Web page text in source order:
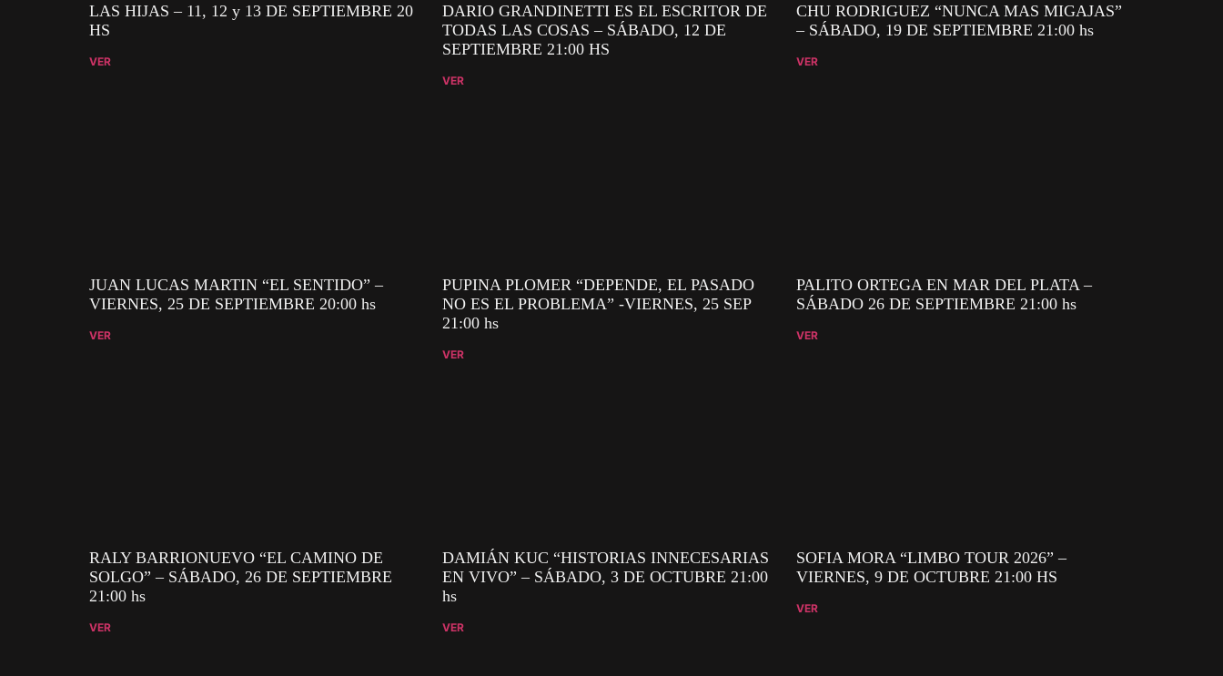
LAS HIJAS – 11, 12 y 13 DE SEPTIEMBRE 20
HS
VER
DARIO GRANDINETTI ES EL ESCRITOR DE
TODAS LAS COSAS – SÁBADO, 12 DE
SEPTIEMBRE 21:00 HS
VER
CHU RODRIGUEZ “NUNCA MAS MIGAJAS”
– SÁBADO, 19 DE SEPTIEMBRE 21:00 hs
VER
JUAN LUCAS MARTIN “EL SENTIDO” –
VIERNES, 25 DE SEPTIEMBRE 20:00 hs
VER
PUPINA PLOMER “DEPENDE, EL PASADO
NO ES EL PROBLEMA” -VIERNES, 25 SEP
21:00 hs
VER
PALITO ORTEGA EN MAR DEL PLATA –
SÁBADO 26 DE SEPTIEMBRE 21:00 hs
VER
RALY BARRIONUEVO “EL CAMINO DE
SOLGO” – SÁBADO, 26 DE SEPTIEMBRE
21:00 hs
VER
DAMIÁN KUC “HISTORIAS INNECESARIAS
EN VIVO” – SÁBADO, 3 DE OCTUBRE 21:00
hs
VER
SOFIA MORA “LIMBO TOUR 2026” –
VIERNES, 9 DE OCTUBRE 21:00 HS
VER